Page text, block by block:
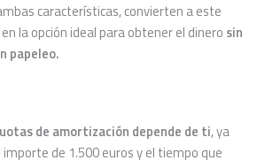
características, convierten a este
la opción ideal para obtener el dinero sin
papeleo.
de amortización depende de ti, ya
importe de 1.500 euros y el tiempo que